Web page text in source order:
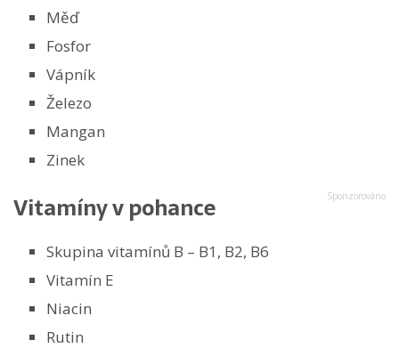
Měď
Fosfor
Vápník
Železo
Mangan
Zinek
Vitamíny v pohance
Skupina vitamínů B – B1, B2, B6
Vitamín E
Niacin
Rutin